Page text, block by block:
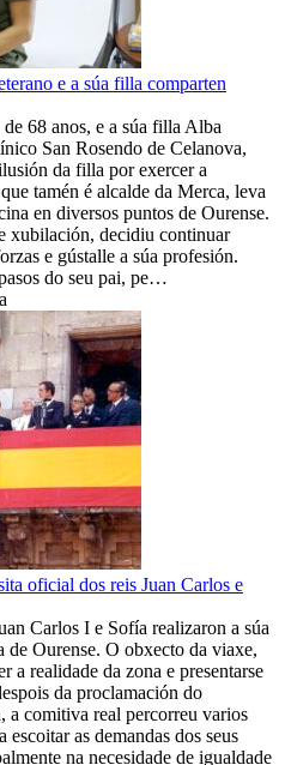
e a súa filla comparten
68 anos, e a súa filla Alba
San Rosendo de Celanova,
da filla por exercer a
tamén é alcalde da Merca, leva
en diversos puntos de Ourense.
xubilación, decidiu continuar
e gústalle a súa profesión.
do seu pai, pe…
oficial dos reis Juan Carlos e
Carlos I e Sofía realizaron a súa
Ourense. O obxecto da viaxe,
a realidade da zona e presentarse
da proclamación do
a comitiva real percorreu varios
as demandas dos seus
na necesidade de igualdade